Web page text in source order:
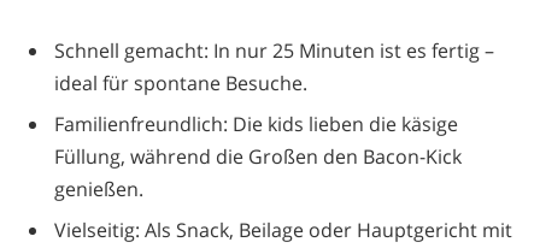
Schnell gemacht: In nur 25 Minuten ist es fertig –
ideal für spontane Besuche.
Familienfreundlich: Die kids lieben die käsige
Füllung, während die Großen den Bacon-Kick
genießen.
Vielseitig: Als Snack, Beilage oder Hauptgericht mit